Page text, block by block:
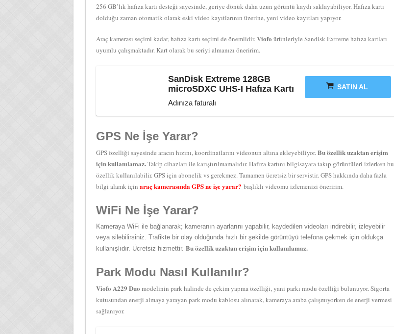
256 GB’lık hafıza kartı desteği sayesinde, geriye dönük daha uzun görüntü kaydı saklayabiliyor. Hafıza kartı
dolduğu zaman otomatik olarak eski video kayıtlarının üzerine, yeni video kayıtları yapıyor.
Araç kamerası seçimi kadar, hafıza kartı seçimi de önemlidir.Viofo ürünleriyle Sandisk Extreme hafıza kartları
uyumlu çalışmaktadır. Kart olarak bu seriyi almanızı öneririm.
SanDisk Extreme 128GB
microSDXC UHS-I Hafıza Kartı
Adınıza faturalı
SATIN AL
GPS Ne İşe Yarar?
GPS özelliği sayesinde aracın hızını, koordinatlarını videonun altına ekleyebiliyor.Bu özellik uzaktan erişim
için kullanılamaz.Takip cihazları ile karıştırılmamalıdır. Hafıza kartını bilgisayara takıp görüntüleri izlerken bu
özellik kullanılabilir. GPS için abonelik vs gerekmez. Tamamen ücretsiz bir servistir. GPS hakkında daha fazla
bilgi alamk için araç kamerasında GPS ne işe yarar? başlıklı videomu izlemenizi öneririm.
WiFi Ne İşe Yarar?
Kameraya WiFi ile bağlanarak; kameranın ayarlarını yapabilir, kaydedilen videoları indirebilir, izleyebilir
veya silebilirsiniz. Trafikte bir olay olduğunda hızlı bir şekilde görüntüyü telefona çekmek için oldukça
kullanışlıdır. Ücretsiz hizmettir. Bu özellik uzaktan erişim için kullanılamaz.
Park Modu Nasıl Kullanılır?
Viofo A229 Duo modelinin park halinde de çekim yapma özelliği, yani parkı modu özelliği bulunuyor. Sigorta
kutusundan enerji almaya yarayan park modu kablosu alınarak, kameraya araba çalışmıyorken de enerji vermesi
sağlanıyor.